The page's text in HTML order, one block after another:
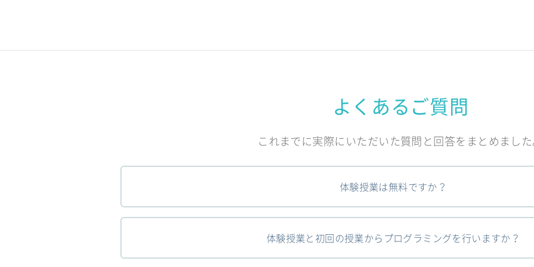
よくあるご質問
これまでに実際にいただいた質問と回答をまとめまし
体験授業は無料ですか？
体験授業と初回の授業からプログラミングを行いますか？